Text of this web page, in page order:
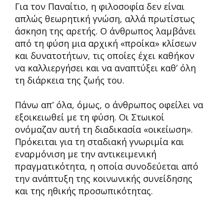
Για τον Παναίτιο, η φιλοσοφία δεν είναι
απλώς θεωρητική γνώση, αλλά πρωτίστως
άσκηση της αρετής. Ο άνθρωπος λαμβάνει
από τη φύση μια αρχική «προίκα» κλίσεων
και δυνατοτήτων, τις οποίες έχει καθήκον
να καλλιεργήσει και να αναπτύξει καθ’ όλη
τη διάρκεια της ζωής του.
Πάνω απ’ όλα, όμως, ο άνθρωπος οφείλει να
εξοικειωθεί με τη φύση. Οι Στωικοί
ονόμαζαν αυτή τη διαδικασία «οικείωση».
Πρόκειται για τη σταδιακή γνωριμία και
εναρμόνιση με την αντικειμενική
πραγματικότητα, η οποία συνοδεύεται από
την ανάπτυξη της κοινωνικής συνείδησης
και της ηθικής προσωπικότητας.